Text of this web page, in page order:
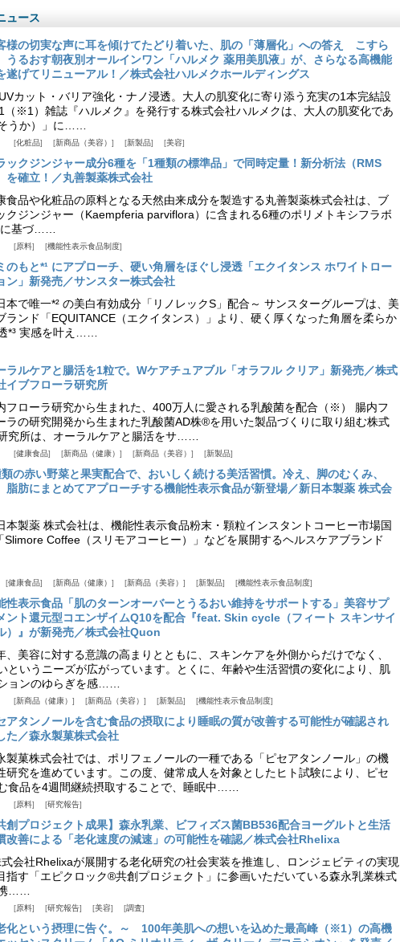
ュース
様の切実な声に耳を傾けてたどり着いた、肌の「薄層化」への答え こすら
うるおす朝夜別オールインワン「ハルメク 薬用美肌液」が、さらなる高機能
遂げてリニューアル！／株式会社ハルメクホールディングス
カット・バリア強化・ナノ浸透。大人の肌変化に寄り添う充実の1本完結設
（※1）雑誌『ハルメク』を発行する株式会社ハルメクは、大人の肌変化であ
うか）」に……
化粧品 新商品（美容） 新製品 美容
ックジンジャー成分6種を「1種類の標準品」で同時定量！新分析法（RMS
を確立！／丸善製薬株式会社
食品や化粧品の原料となる天然由来成分を製造する丸善製薬株式会社は、ブ
クジンジャー（Kaempferia parviflora）に含まれる6種のポリメトキシフラボ
に基づ……
原料 機能性表示食品制度
のもと*¹ にアプローチ、硬い角層をほぐし浸透「エクイタンス ホワイトロー
ン」新発売／サンスター株式会社
本で唯一*² の美白有効成分「リノレックS」配合～ サンスターグループは、美
ランド「EQUITANCE（エクイタンス）」より、硬く厚くなった角層を柔らか
*³ 実感を叶え……
ラルケアと腸活を1粒で。Wケアチュアブル「オラフル クリア」新発売／株式
イブフローラ研究所
フローラ研究から生まれた、400万人に愛される乳酸菌を配合（※） 腸内フ
ラの研究開発から生まれた乳酸菌AD株®を用いた製品づくりに取り組む株式
究所は、オーラルケアと腸活をサ……
健康食品 新商品（健康） 新商品（美容） 新製品
の赤い野菜と果実配合で、おいしく続ける美活習慣。冷え、脚のむくみ、
脂肪にまとめてアプローチする機能性表示食品が新登場／新日本製薬 株式会
本製薬 株式会社は、機能性表示食品粉末・顆粒インスタントコーヒー市場国
Coffee（スリモアコーヒー）」などを展開するヘルスケアブランド
健康食品 新商品（健康） 新商品（美容） 新製品 機能性表示食品制度
性表示食品「肌のターンオーバーとうるおい維持をサポートする」美容サプ
ント還元型コエンザイムQ10を配合『feat. Skin cycle（フィート スキンサイ
）』が新発売／株式会社Quon
、美容に対する意識の高まりとともに、スキンケアを外側からだけでなく、
というニーズが広がっています。とくに、年齢や生活習慣の変化により、肌
ョンのゆらぎを感……
新商品（健康） 新商品（美容） 新製品 機能性表示食品制度
アタンノールを含む食品の摂取により睡眠の質が改善する可能性が確認され
た／森永製菓株式会社
製菓株式会社では、ポリフェノールの一種である「ピセアタンノール」の機
研究を進めています。この度、健常成人を対象としたヒト試験により、ピセ
食品を4週間継続摂取することで、睡眠中……
原料 研究報告
創プロジェクト成果】森永乳業、ビフィズス菌BB536配合ヨーグルトと生活
改善による「老化速度の減速」の可能性を確認／株式会社Rhelixa
会社Rhelixaが展開する老化研究の社会実装を推進し、ロンジェビティの実現
指す「エピクロック®共創プロジェクト」に参画いただいている森永乳業株式
携……
原料 研究報告 美容 調査
化という摂理に告ぐ。～ 100年美肌への想いを込めた最高峰（※1）の高機